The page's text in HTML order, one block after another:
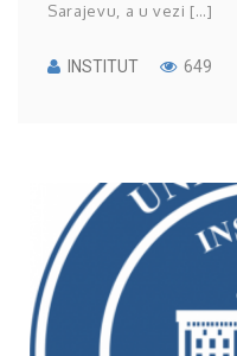
Sarajevu, a u vezi […]
INSTITUT 649